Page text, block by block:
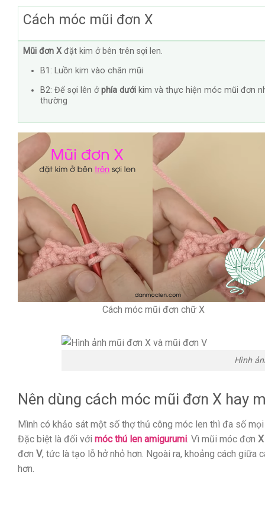
Cách móc mũi đơn X
Mũi đơn Xđặt kim ở bên trên sợi len.
B1: Luồn kim vào chân mũi
B2: Để sợi lên ởphía dướikim và thực hiện móc mũi đơn
thường
Cách móc mũi đơn chữ X
Hình
Nên dùng cách móc mũi đơn X hay
Mình có khảo sát một số thợ thủ công móc len thì đa số
Đặc biệt là đối với móc thú len amigurumi . Vì mũi móc đơn X
đơn V, tức là tạo lỗ hở nhỏ hơn. Ngoài ra, khoảng cách giữa
hơn.